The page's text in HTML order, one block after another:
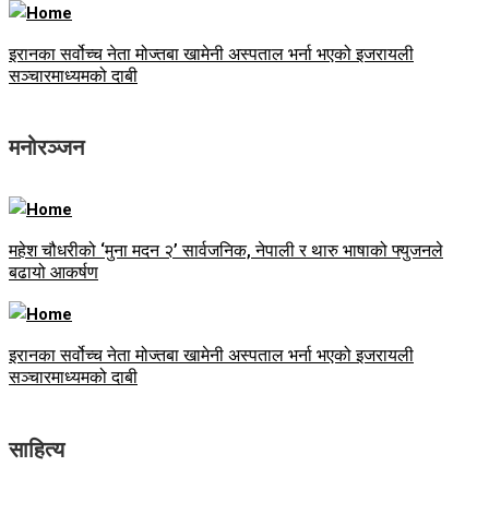
इरानका सर्वोच्च नेता मोज्तबा खामेनी अस्पताल भर्ना भएको इजरायली
सञ्चारमाध्यमको दाबी
मनोरञ्जन
महेश चौधरीको ‘मुना मदन २’ सार्वजनिक, नेपाली र थारु भाषाको फ्युजनले
बढायो आकर्षण
इरानका सर्वोच्च नेता मोज्तबा खामेनी अस्पताल भर्ना भएको इजरायली
सञ्चारमाध्यमको दाबी
साहित्य